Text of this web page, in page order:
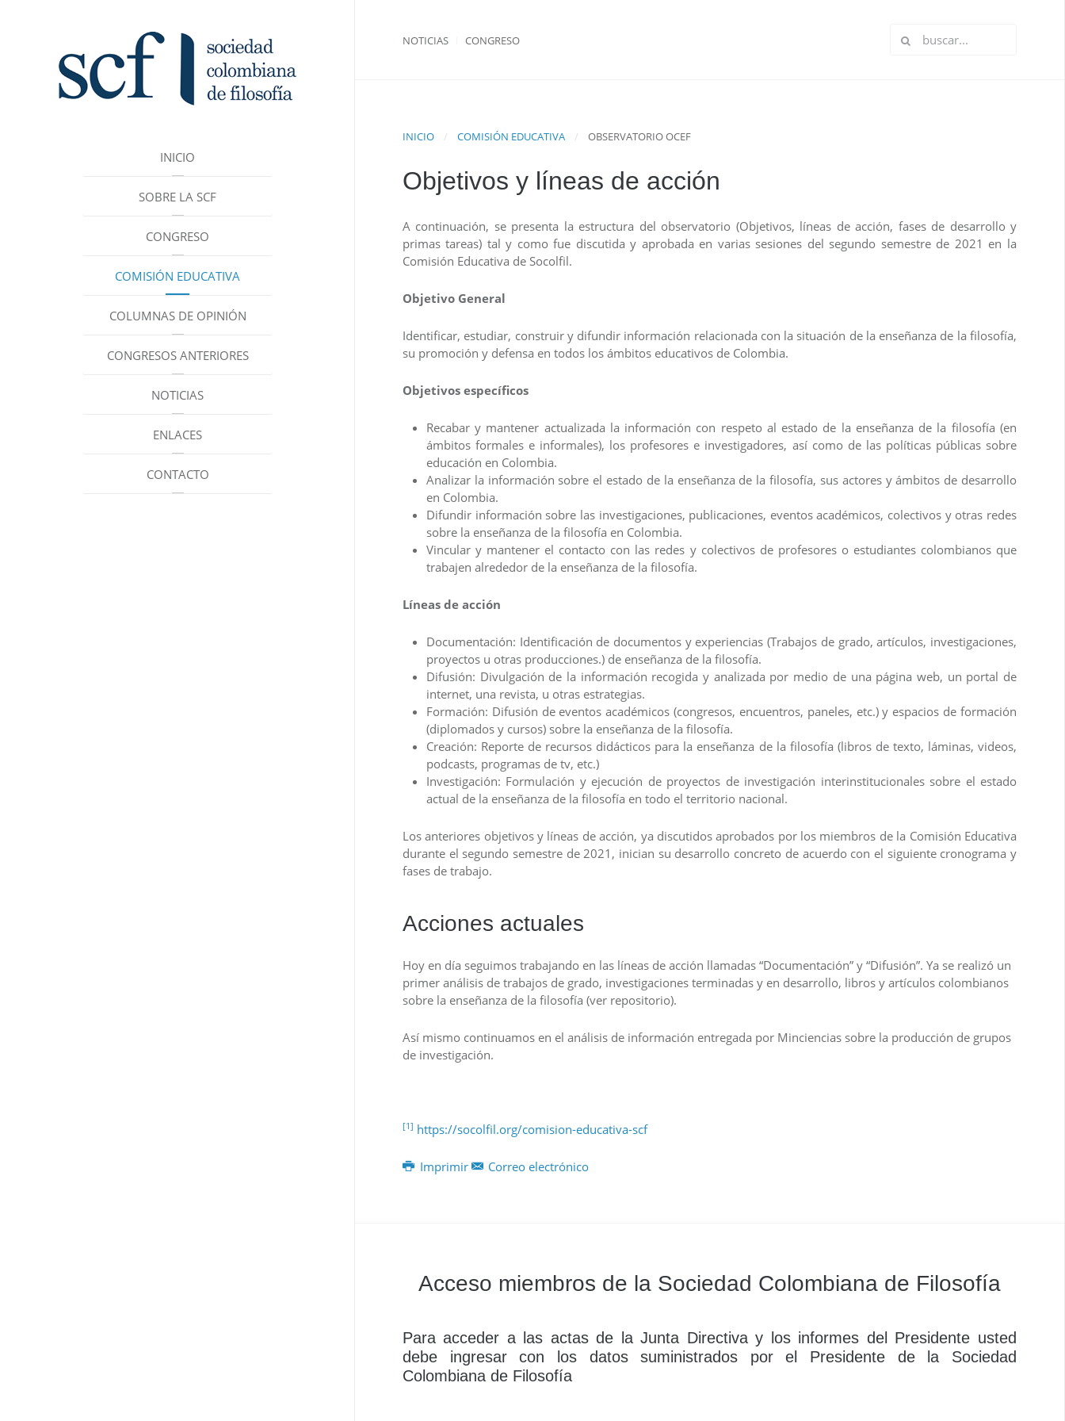
INICIO
SOBRE LA SCF
CONGRESO
COMISIÓN EDUCATIVA
COLUMNAS DE OPINIÓN
CONGRESOS ANTERIORES
NOTICIAS
ENLACES
CONTACTO
NOTICIAS CONGRESO
INICIO COMISIÓN EDUCATIVA OBSERVATORIO OCEF
Objetivos y líneas de acción
A continuación, se presenta la estructura del observatorio (Objetivos, líneas de acción, fases de desarrollo y
primas tareas) tal y como fue discutida y aprobada en varias sesiones del segundo semestre de 2021 en la
Comisión Educativa de Socolfil.
Objetivo General
Identificar, estudiar, construir y difundir información relacionada con la situación de la enseñanza de la filosofía,
su promoción y defensa en todos los ámbitos educativos de Colombia.
Objetivos específicos
Recabar y mantener actualizada la información con respeto al estado de la enseñanza de la filosofía (en
ámbitos formales e informales), los profesores e investigadores, así como de las políticas públicas sobre
educación en Colombia.
Analizar la información sobre el estado de la enseñanza de la filosofía, sus actores y ámbitos de desarrollo
en Colombia.
Difundir información sobre las investigaciones, publicaciones, eventos académicos, colectivos y otras redes
sobre la enseñanza de la filosofía en Colombia.
Vincular y mantener el contacto con las redes y colectivos de profesores o estudiantes colombianos que
trabajen alrededor de la enseñanza de la filosofía.
Líneas de acción
Documentación: Identificación de documentos y experiencias (Trabajos de grado, artículos, investigaciones,
proyectos u otras producciones.) de enseñanza de la filosofía.
Difusión: Divulgación de la información recogida y analizada por medio de una página web, un portal de
internet, una revista, u otras estrategias.
Formación: Difusión de eventos académicos (congresos, encuentros, paneles, etc.) y espacios de formación
(diplomados y cursos) sobre la enseñanza de la filosofía.
Creación: Reporte de recursos didácticos para la enseñanza de la filosofía (libros de texto, láminas, videos,
podcasts, programas de tv, etc.)
Investigación: Formulación y ejecución de proyectos de investigación interinstitucionales sobre el estado
actual de la enseñanza de la filosofía en todo el territorio nacional.
Los anteriores objetivos y líneas de acción, ya discutidos aprobados por los miembros de la Comisión Educativa
durante el segundo semestre de 2021, inician su desarrollo concreto de acuerdo con el siguiente cronograma y
fases de trabajo.
Acciones actuales
Hoy en día seguimos trabajando en las líneas de acción llamadas “Documentación” y “Difusión”. Ya se realizó un
primer análisis de trabajos de grado, investigaciones terminadas y en desarrollo, libros y artículos colombianos
sobre la enseñanza de la filosofía (ver repositorio).
Así mismo continuamos en el análisis de información entregada por Minciencias sobre la producción de grupos
de investigación.
[1] https://socolfil.org/comision-educativa-scf
Imprimir Correo electrónico
Acceso miembros de la Sociedad Colombiana de Filosofía
Para acceder a las actas de la Junta Directiva y los informes del Presidente usted
debe ingresar con los datos suministrados por el Presidente de la Sociedad
Colombiana de Filosofía